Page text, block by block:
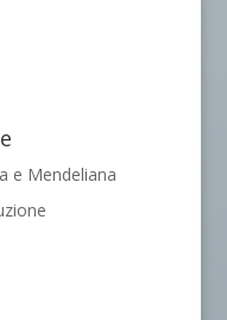
e Mendeliana